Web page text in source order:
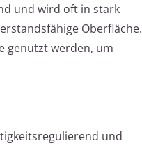
und wird oft in stark
Oberfläche.
genutzt werden, um
und